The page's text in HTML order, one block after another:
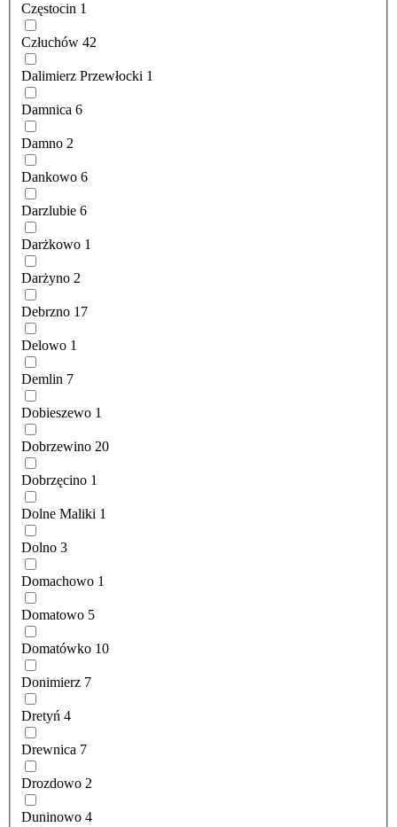
Częstocin 1
Człuchów 42
Dalimierz Przewłocki 1
Damnica 6
Damno 2
Dankowo 6
Darzlubie 6
Darżkowo 1
Darżyno 2
Debrzno 17
Delowo 1
Demlin 7
Dobieszewo 1
Dobrzewino 20
Dobrzęcino 1
Dolne Maliki 1
Dolno 3
Domachowo 1
Domatowo 5
Domatówko 10
Donimierz 7
Dretyń 4
Drewnica 7
Drozdowo 2
Duninowo 4